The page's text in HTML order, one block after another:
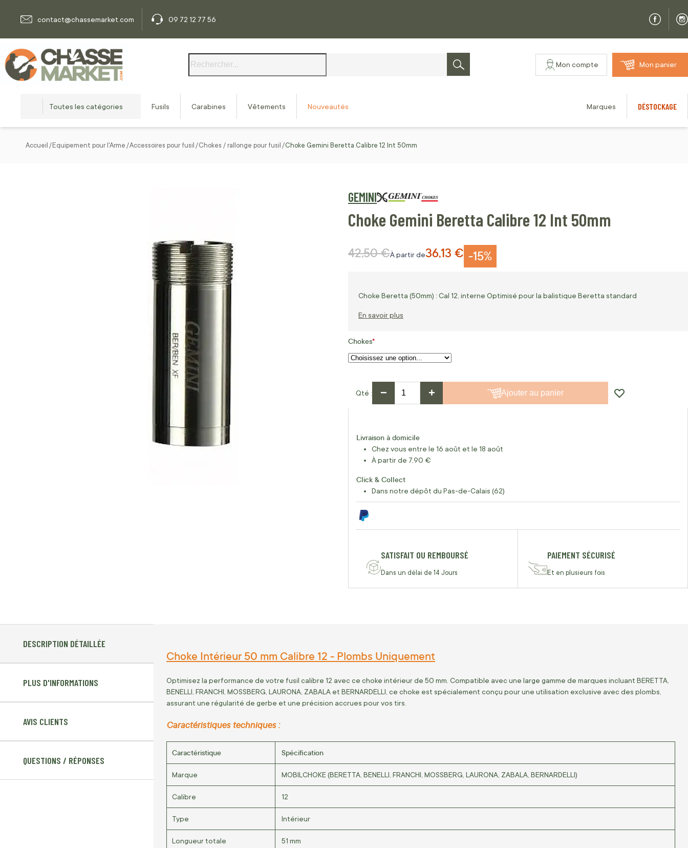
contact@chassemarket.com
09 72 12 77 56
Rechercher
Mon compte Mon panier
Toutes les catégories Fusils Carabines Vêtements Nouveautés Marques DÉSTOCKAGE
Accueil Equipement pour l'Arme Accessoires pour fusil Chokes / rallonge pour fusil Choke Gemini Beretta Calibre 12 Int 50mm
GEMINI
Choke Gemini Beretta Calibre 12 Int 50mm
-15%
À partir de36,13 €
Prix normal
42,50 €
Choke Beretta (50mm) : Cal 12, interne Optimisé pour la balistique Beretta standard
En savoir plus
Chokes
Qté − + Ajouter au panier
Livraison à domicile
Chez vous entre le 16 août et le 18 août
À partir de 7,90 €
Click & Collect
Dans notre dépôt du Pas-de-Calais (62)
SATISFAIT OU REMBOURSÉ
Dans un délai de 14 Jours
PAIEMENT SÉCURISÉ
Et en plusieurs fois
DESCRIPTION DÉTAILLÉE
PLUS D'INFORMATIONS
AVIS CLIENTS
QUESTIONS / RÉPONSES
Choke Intérieur 50 mm Calibre 12 - Plombs Uniquement
Optimisez la performance de votre fusil calibre 12 avec ce choke intérieur de 50 mm. Compatible avec une large gamme de marques incluant BERETTA,
BENELLI, FRANCHI, MOSSBERG, LAURONA, ZABALA et BERNARDELLI, ce choke est spécialement conçu pour une utilisation exclusive avec des plombs,
assurant une régularité de gerbe et une précision accrues pour vos tirs.
Caractéristiques techniques :
Caractéristique Spécification
Marque MOBILCHOKE (BERETTA, BENELLI, FRANCHI, MOSSBERG, LAURONA, ZABALA, BERNARDELLI)
Calibre 12
Type Intérieur
Longueur totale 51 mm